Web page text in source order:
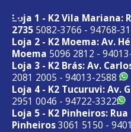
Loja 1 - K2 Vila Mariana:
2735 5082-3766 - 94768-
Loja 2 - K2 Moema: Av.
Moema 5096 2812 -
Loja 3 - K2 Brás: Av.
2081 2005 - 94013-2588
Loja 4 - K2 Tucuruvi: Av.
2951 0046 - 94722-3322
Loja 5 - K2 Pinheiros:
Pinheiros3061 5150 -